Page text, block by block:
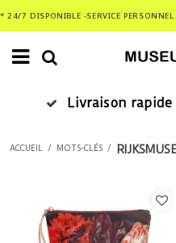
* 24/7 DISPONIBLE -SERVICE
Livraison
ACCUEIL / MOTS-CLÉS /